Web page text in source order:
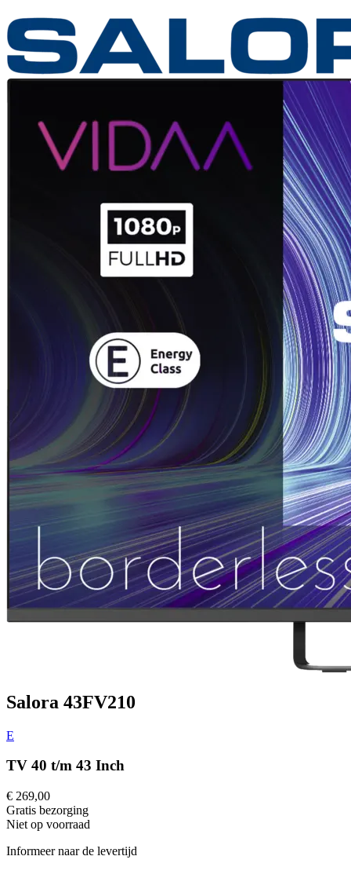
Salora 43FV210
E
TV 40 t/m 43 Inch
€ 269,00
Gratis bezorging
Niet op voorraad
Informeer naar de levertijd